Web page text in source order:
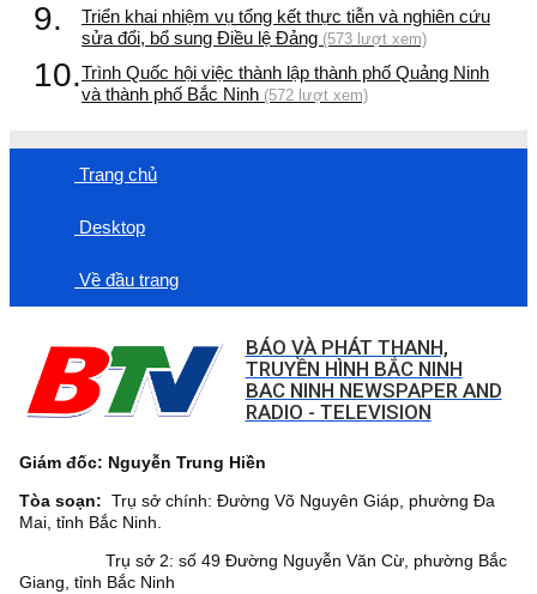
9.
Triển khai nhiệm vụ tổng kết thực tiễn và nghiên cứu
sửa đổi, bổ sung Điều lệ Đảng (573 lượt xem)
10.Trình Quốc hội việc thành lập thành phố Quảng Ninh
và thành phố Bắc Ninh (572 lượt xem)
Trang chủ
Desktop
Về đầu trang
BÁO VÀ PHÁT THANH,
TRUYỀN HÌNH BẮC NINH
BAC NINH NEWSPAPER AND
RADIO - TELEVISION
Giám đốc: Nguyễn Trung Hiền
Tòa soạn: Trụ sở chính: Đường Võ Nguyên Giáp, phường Đa
Mai, tỉnh Bắc Ninh.
Trụ sở 2: số 49 Đường Nguyễn Văn Cừ, phường Bắc
Giang, tỉnh Bắc Ninh